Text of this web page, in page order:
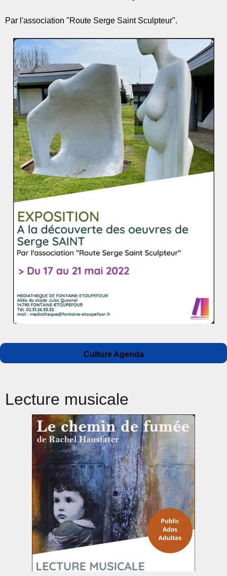
Par l'association "Route Serge Saint Sculpteur".
Auteur
Publié
le
Catégories
Culture Agenda
Lecture musicale